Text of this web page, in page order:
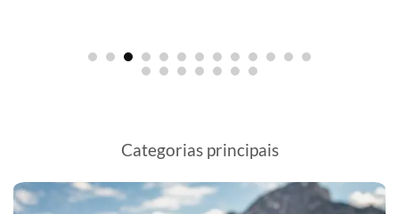
Categorias principais